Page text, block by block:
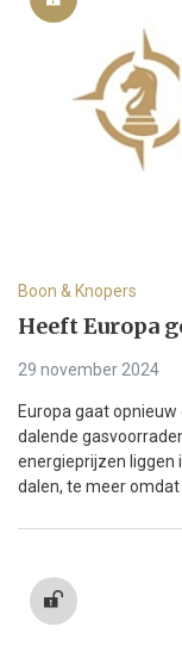
Boon & Knopers
Heeft Europa
29 november 2024
Europa gaat
dalende
energieprijzen liggen
dalen, te meer omdat